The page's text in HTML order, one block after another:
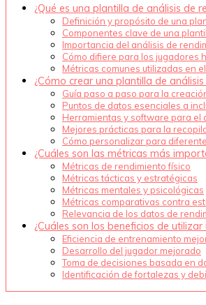
¿Qué es una plantilla de análisis de
Definición y propósito de una
Componentes clave de una
Importancia del análisis de
Cómo difiere para los jugadores
Métricas comunes utilizadas en
¿Cómo crear una plantilla de
Guía paso a paso para la
Puntos de datos esenciales a
Herramientas y software para el
Mejores prácticas para la
Cómo personalizar para
¿Cuáles son las métricas más
Métricas de rendimiento físico
Métricas tácticas y estratégicas
Métricas mentales y psicológicas
Métricas comparativas contra
Relevancia de los datos de
¿Cuáles son los beneficios de
Eficiencia de entrenamiento
Desarrollo del jugador mejorado
Toma de decisiones basada en
Identificación de fortalezas y